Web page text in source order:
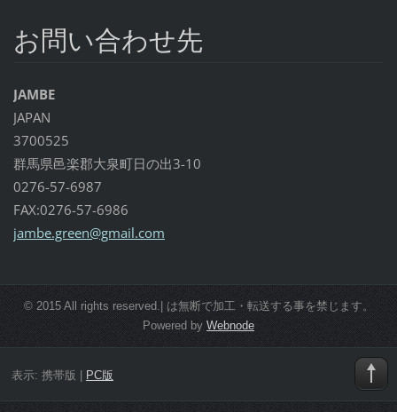
お問い合わせ先
JAMBE
JAPAN
3700525
群馬県邑楽郡大泉町日の出3-10
0276-57-6987
FAX:0276-57-6986
jambe.green@gmail.com
© 2015 All rights reserved.| は無断で加工・転送する事を禁じます。
Powered by Webnode
表示: 携帯版 | PC版